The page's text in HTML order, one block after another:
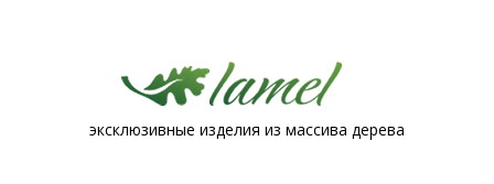
эксклюзивные изделия из массива дерева